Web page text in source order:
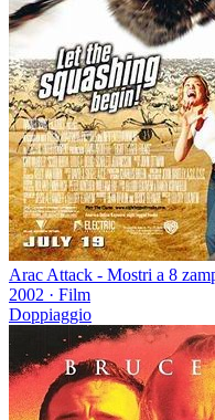
Arac Attack - Mostri a 8
2002 · Film
Doppiaggio